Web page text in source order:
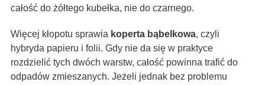
całość do żółtego kubełka, nie do czarnego.
Więcej kłopotu sprawia koperta bąbelkowa, czyli
hybryda papieru i folii. Gdy nie da się w praktyce
rozdzielić tych dwóch warstw, całość powinna trafić do
odpadów zmieszanych. Jeżeli jednak bez problemu